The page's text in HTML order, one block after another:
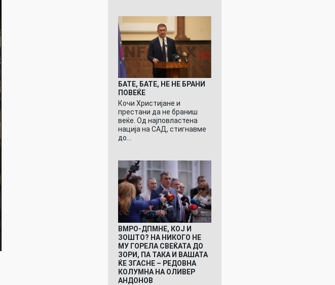
БАТЕ, БАТЕ, НЕ НЕ БРАНИ
ПОВЕЌЕ
Кочи Христијане и
престани да не браниш
веќе. Од најповластена
нација на САД, стигнавме
до…
ВМРО-ДПМНЕ, КОЈ И
ЗОШТО? НА НИКОГО НЕ
МУ ГОРЕЛА СВЕЌАТА ДО
ЗОРИ, ПА ТАКА И ВАШАТА
ЌЕ ЗГАСНЕ – РЕДОВНА
КОЛУМНА НА ОЛИВЕР
АНДОНОВ